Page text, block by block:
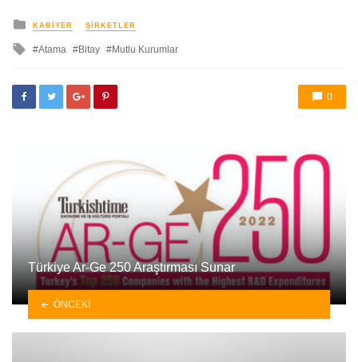
yayınlanan
KARIYER ŞIRKETLER
ileAtama Bitay Mutlu Kurumlar
0
Türkiye Ar-Ge 250 Araştırması Sunar
ÖNCEKI